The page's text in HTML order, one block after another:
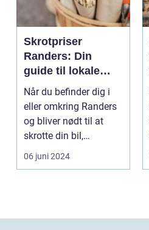
Skrotpriser
Randers: Din
guide til lokale
muligheder
Når du befinder dig i
eller omkring Randers
og bliver nødt til at
skrotte din bil,
gammelt jern elle...
06 juni 2024